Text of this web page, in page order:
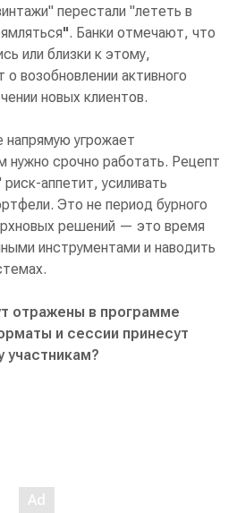
перестали "лететь в
". Банки отмечают, что
или близки к этому,
возобновлении активного
новых клиентов.
напрямую угрожает
нужно срочно работать. Рецепт
аппетит, усиливать
Это не период бурного
решений — это время
инструментами и наводить
отражены в программе
и сессии принесут
участникам?